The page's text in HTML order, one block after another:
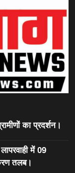
का प्रदर्शन।
में 09
तलब।